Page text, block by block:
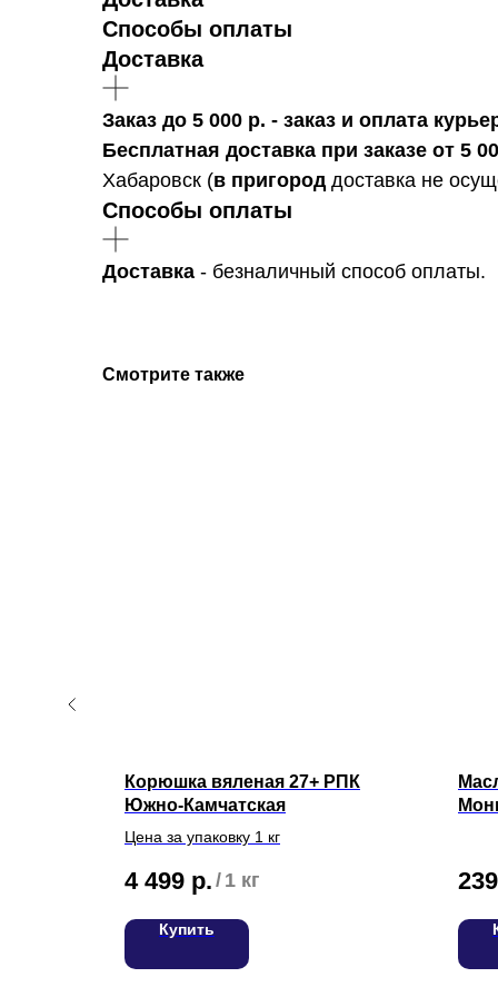
Способы оплаты
Доставка
Заказ до 5 000 р. - заказ и оплата
Бесплатная доставка при заказе от 5
Хабаровск (в пригороддоставка не
Способы оплаты
Доставка - безналичный способ оплаты.
Смотрите также
Корюшка вяленая 27+ РПК
Южно-Камчатская
Цена за упаковку 1 кг
4 499 р. / 1 кг
Купить
239